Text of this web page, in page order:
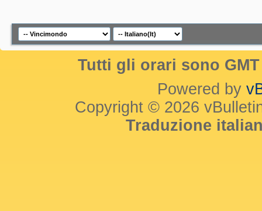
Tutti gli orari sono
Powered by
Copyright © 2026
Traduzione